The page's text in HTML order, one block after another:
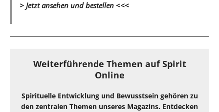
> Jetzt ansehen und bestellen <<<
Weiterführende Themen auf Spirit
Online
Spirituelle Entwicklung und Bewusstsein gehören zu
den zentralen Themen unseres Magazins. Entdecken